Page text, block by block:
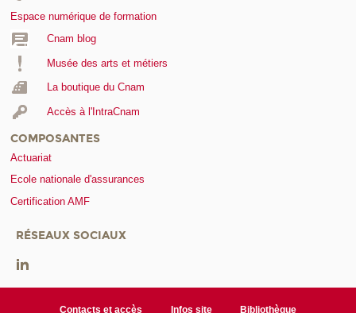
Espace numérique de formation
Cnam blog
Musée des arts et métiers
La boutique du Cnam
Accès à l'IntraCnam
COMPOSANTES
Actuariat
Ecole nationale d'assurances
Certification AMF
RÉSEAUX SOCIAUX
Contacts et accès Infos site Bibliothèque